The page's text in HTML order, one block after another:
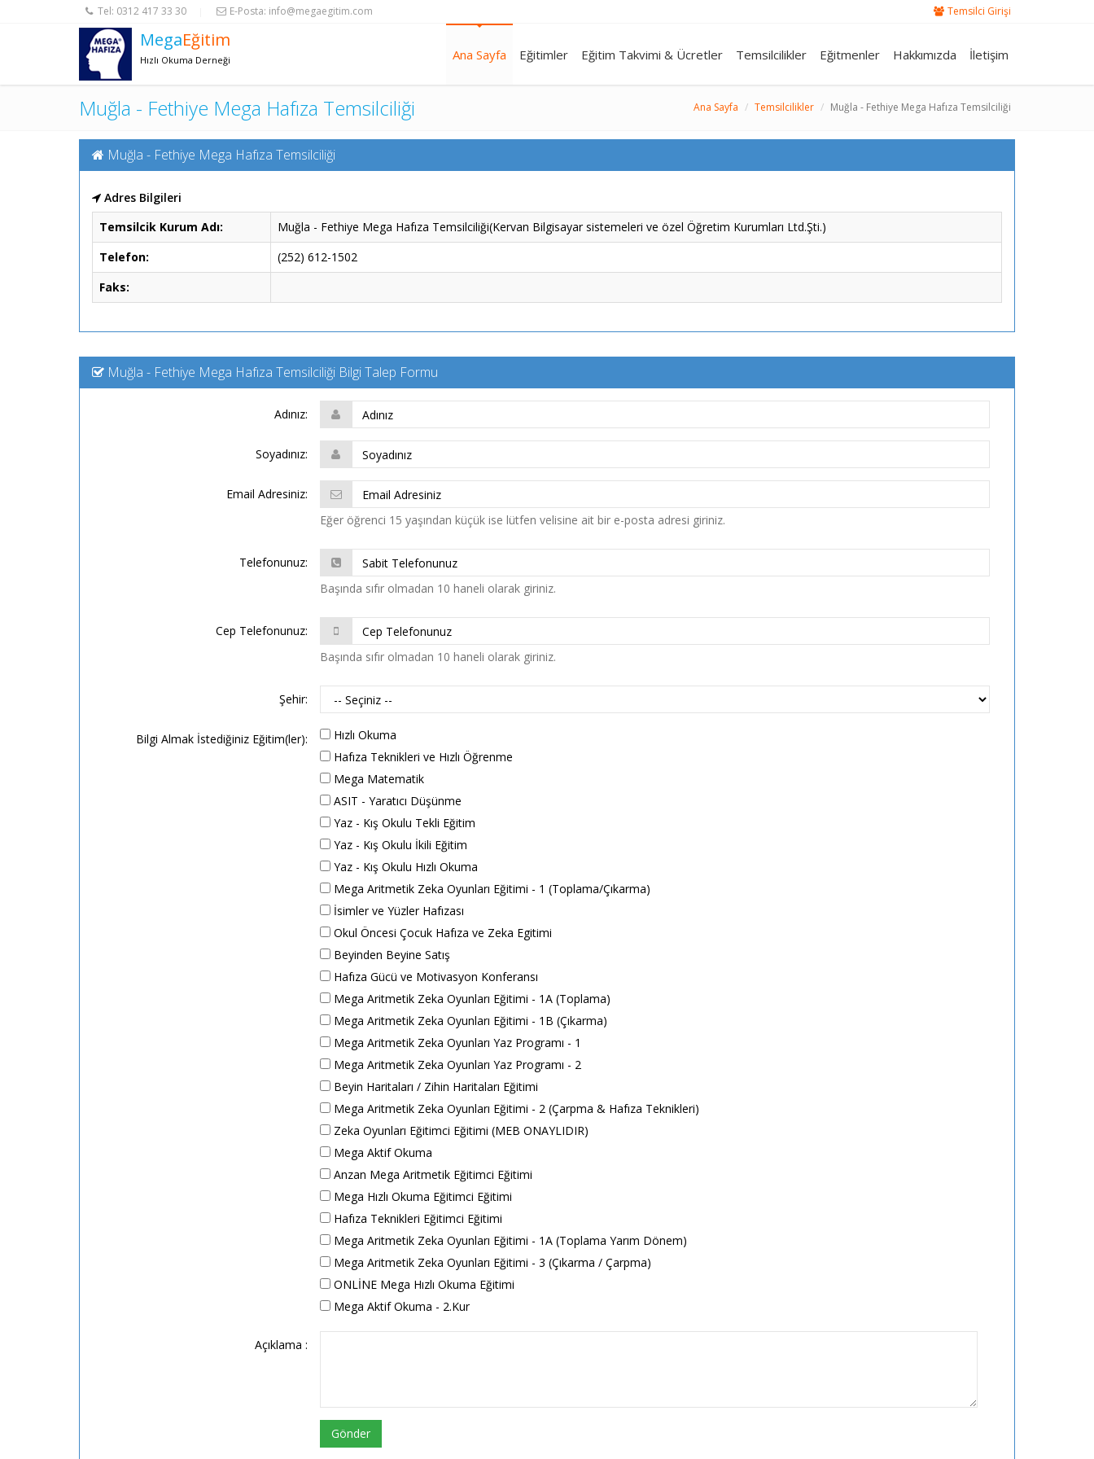
Tel: 0312 417 33 30 E-Posta: info@megaegitim.com Temsilci Girişi
MegaEğitim
Hızlı Okuma Derneği Ana Sayfa Eğitimler Eğitim Takvimi & Ücretler Temsilcilikler Eğitmenler Hakkımızda İletişim
Muğla - Fethiye Mega Hafıza Temsilciliği Ana Sayfa Temsilcilikler Muğla - Fethiye Mega Hafıza Temsilciliği
Muğla - Fethiye Mega Hafıza Temsilciliği
Adres Bilgileri
Temsilcik Kurum Adı:
Muğla - Fethiye Mega Hafıza Temsilciliği(Kervan Bilgisayar sistemeleri ve özel Öğretim Kurumları Ltd.Şti.)
Telefon:
(252) 612-1502
Faks:
Muğla - Fethiye Mega Hafıza Temsilciliği Bilgi Talep Formu
Adınız:
Soyadınız:
Email Adresiniz:
Eğer öğrenci 15 yaşından küçük ise lütfen velisine ait bir e-posta adresi giriniz.
Telefonunuz:
Başında sıfır olmadan 10 haneli olarak giriniz.
Cep Telefonunuz:
Başında sıfır olmadan 10 haneli olarak giriniz.
Şehir:
Bilgi Almak İstediğiniz Eğitim(ler):
Hızlı Okuma
Hafıza Teknikleri ve Hızlı Öğrenme
Mega Matematik
ASIT - Yaratıcı Düşünme
Yaz - Kış Okulu Tekli Eğitim
Yaz - Kış Okulu İkili Eğitim
Yaz - Kış Okulu Hızlı Okuma
Mega Aritmetik Zeka Oyunları Eğitimi - 1 (Toplama/Çıkarma)
İsimler ve Yüzler Hafızası
Okul Öncesi Çocuk Hafıza ve Zeka Egitimi
Beyinden Beyine Satış
Hafıza Gücü ve Motivasyon Konferansı
Mega Aritmetik Zeka Oyunları Eğitimi - 1A (Toplama)
Mega Aritmetik Zeka Oyunları Eğitimi - 1B (Çıkarma)
Mega Aritmetik Zeka Oyunları Yaz Programı - 1
Mega Aritmetik Zeka Oyunları Yaz Programı - 2
Beyin Haritaları / Zihin Haritaları Eğitimi
Mega Aritmetik Zeka Oyunları Eğitimi - 2 (Çarpma & Hafıza Teknikleri)
Zeka Oyunları Eğitimci Eğitimi (MEB ONAYLIDIR)
Mega Aktif Okuma
Anzan Mega Aritmetik Eğitimci Eğitimi
Mega Hızlı Okuma Eğitimci Eğitimi
Hafıza Teknikleri Eğitimci Eğitimi
Mega Aritmetik Zeka Oyunları Eğitimi - 1A (Toplama Yarım Dönem)
Mega Aritmetik Zeka Oyunları Eğitimi - 3 (Çıkarma / Çarpma)
ONLİNE Mega Hızlı Okuma Eğitimi
Mega Aktif Okuma - 2.Kur
Açıklama :
Gönder